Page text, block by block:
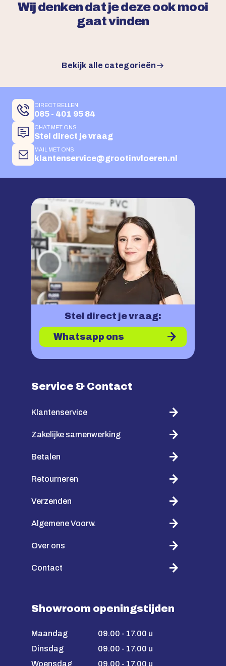
Wij denken dat je deze ook mooi
gaat vinden
Bekijk alle categorieën
DIRECT BELLEN
085 - 401 95 84
CHAT MET ONS
Stel direct je vraag
MAIL MET ONS
klantenservice@grootinvloeren.nl
Stel direct je vraag:
Whatsapp ons
Service & Contact
Klantenservice
Zakelijke samenwerking
Betalen
Retourneren
Verzenden
Algemene Voorw.
Over ons
Contact
Showroom openingstijden
Maandag
09.00 - 17.00 u
Dinsdag
09.00 - 17.00 u
Woensdag
09.00 - 17.00 u